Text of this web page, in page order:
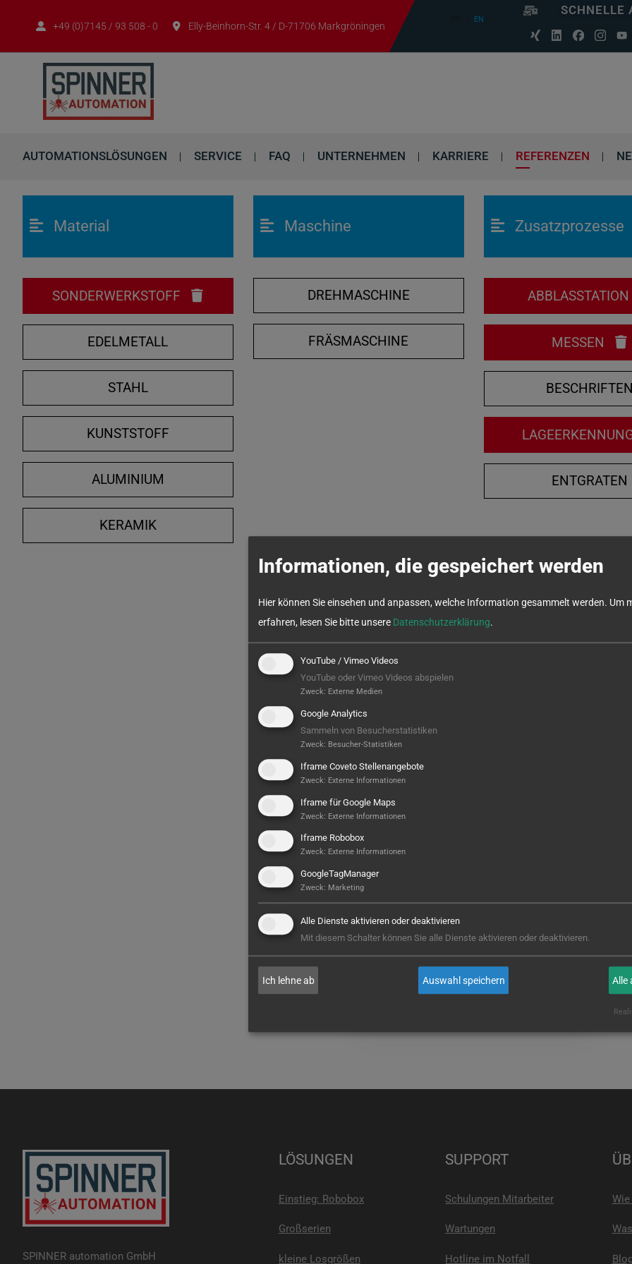
+49 (0)7145 / 93 508 - 0 Elly-Beinhorn-Str. 4 / D-71706 Markgröningen
EN
SCHNELLE
AUTOMATIONSLÖSUNGEN SERVICE FAQ UNTERNEHMEN KARRIERE REFERENZEN
Material
SONDERWERKSTOFF
EDELMETALL
STAHL
KUNSTSTOFF
ALUMINIUM
KERAMIK
Maschine
DREHMASCHINE
FRÄSMASCHINE
Zusatzprozesse
ABBLASSTATION
MESSEN
BESCHRIFTEN
ENTGRATEN
Hier ist noch was frei...
hinterlegt – aber wer weiß, vielleicht
steht hier bald Ihres? Wir sind bereit,
E-MAIL
SPINNER automation GmbH
LÖSUNGEN
Einstieg: Robobox
Großserien
kleine Losgrößen
SUPPORT
Schulungen Mitarbeiter
Wartungen
Hotline im Notfall
Informationen, die gespeichert werden
Hier können Sie einsehen und anpassen, welche Information gesammelt werden. Um
erfahren, lesen Sie bitte unsere Datenschutzerklärung.
YouTube / Vimeo Videos
YouTube oder Vimeo Videos abspielen
Zweck: Externe Medien
Google Analytics
Sammeln von Besucherstatistiken
Zweck: Besucher-Statistiken
Iframe Coveto Stellenangebote
Zweck: Externe Informationen
Iframe für Google Maps
Zweck: Externe Informationen
Iframe Robobox
Zweck: Externe Informationen
GoogleTagManager
Zweck: Marketing
Alle Dienste aktivieren oder deaktivieren
Mit diesem Schalter können Sie alle Dienste aktivieren oder deaktivieren.
Ich lehne ab Auswahl speichern Alle